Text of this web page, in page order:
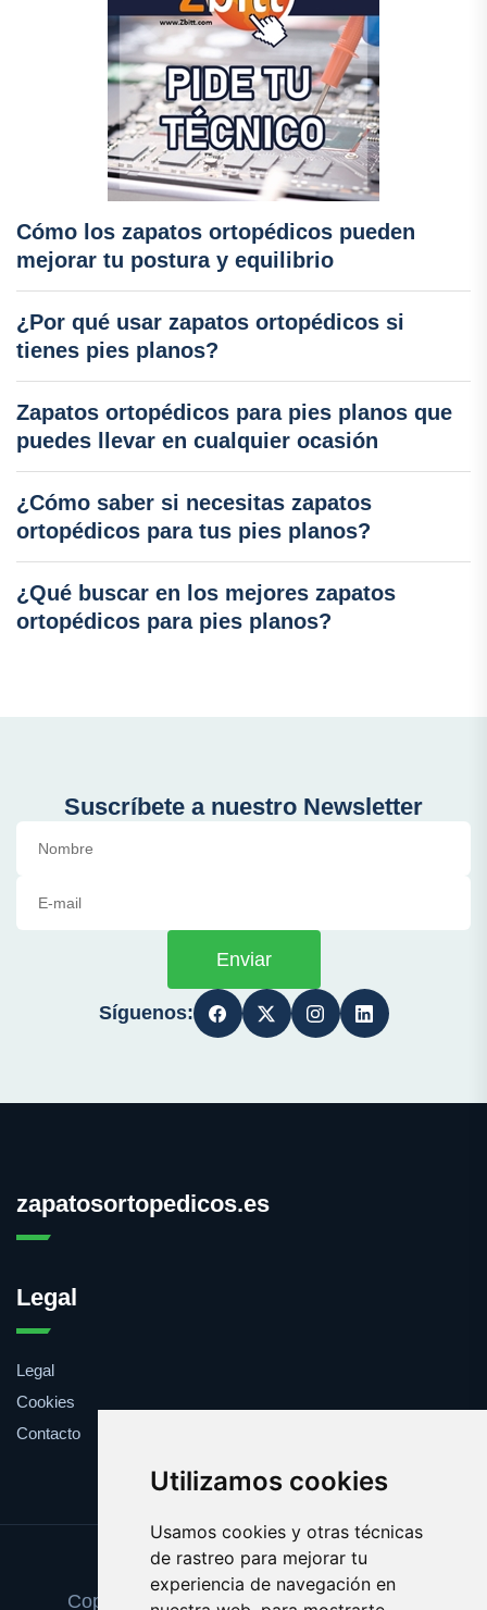
Utilizamos cookies
Usamos cookies y otras técnicas
de rastreo para mejorar tu
experiencia de navegación en
Cómo los zapatos ortopédicos pueden
mejorar tu postura y equilibrio
¿Por qué usar zapatos ortopédicos si
tienes pies planos?
Zapatos ortopédicos para pies planos que
puedes llevar en cualquier ocasión
¿Cómo saber si necesitas zapatos
ortopédicos para tus pies planos?
¿Qué buscar en los mejores zapatos
ortopédicos para pies planos?
Suscríbete a nuestro Newsletter
Enviar
Síguenos:
zapatosortopedicos.es
Legal
Legal
Cookies
Contacto
Update cookies preferences
Copyright © 2025 zapatosortopedicos.es